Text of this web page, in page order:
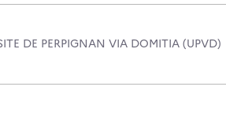
DE PERPIGNAN VIA DOMITIA (UPVD)